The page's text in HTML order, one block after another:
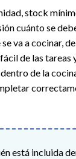
stock
cuánto se
va a cocinar,
de las tareas
de la
está incluida